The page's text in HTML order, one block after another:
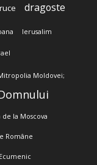
dragoste
Ierusalim
Moldovei;
de la Moscova
Române